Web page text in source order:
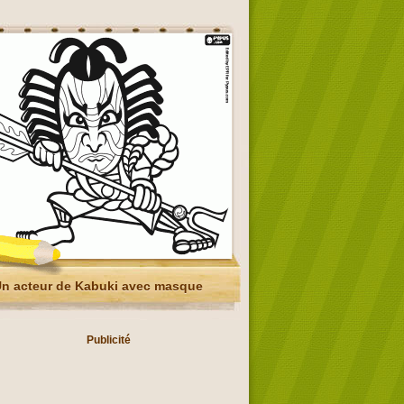
acteur de Kabuki avec masque
Publicité